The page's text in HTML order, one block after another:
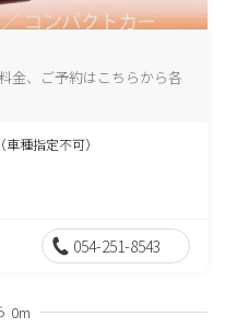
金、ご予約はこちらから各
種指定不可）
054-251-8543
0m